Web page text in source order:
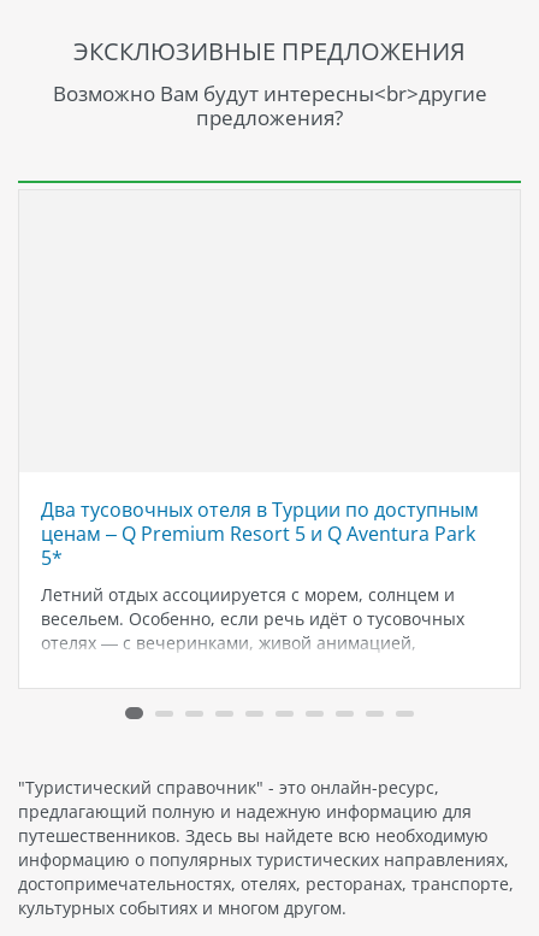
ЭКСКЛЮЗИВНЫЕ ПРЕДЛОЖЕНИЯ
Возможно Вам будут интересны<br>другие
предложения?
Два тусовочных отеля в Турции по доступным
ценам – Q Premium Resort 5 и Q Aventura Park
5*
Летний отдых ассоциируется с морем, солнцем и
весельем. Особенно, если речь идёт о тусовочных
отелях — с вечеринками, живой анимацией,
два отеля в Турции выделяются среди прочих своей
атмосферой, комфортом и доступной…
"Туристический справочник" - это онлайн-ресурс,
предлагающий полную и надежную информацию для
путешественников. Здесь вы найдете всю необходимую
информацию о популярных туристических направлениях,
достопримечательностях, отелях, ресторанах, транспорте,
культурных событиях и многом другом.